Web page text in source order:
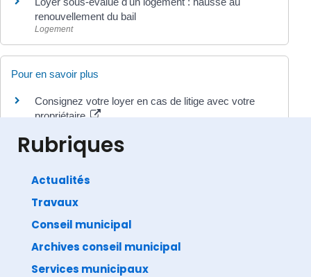
renouvellement du bail
Logement
Pour en savoir plus
Consignez votre loyer en cas de litige avec votre
propriétaire
Direction de l'information légale et administrative
Rubriques
Actualités
Travaux
Conseil municipal
Archives conseil municipal
Services municipaux